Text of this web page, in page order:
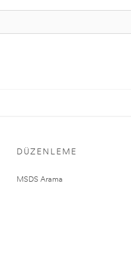
DÜZENLEME
MSDS Arama